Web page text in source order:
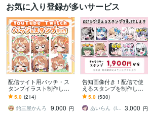
お気に入り登録が多いサービス
配信サイト用バッチ・ス
タンプイラスト制作しま
す 企業実績あり！メンバ
ーシップやサブスク特典
に最適！
5.0 (214)
飴三屋かんろ
9,000 円
告知画像付き！配信で使
えるスタンプを制作しま
す アニメーションスタン
プも対応はじめました！
5.0 (530)
あいらん（iran_stn） 3,000 円